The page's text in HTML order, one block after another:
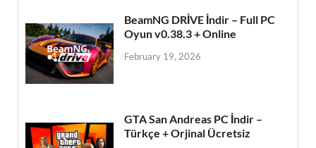
BeamNG DRİVE İndir – Full PC
Oyun v0.38.3 + Online
February 19, 2026
GTA San Andreas PC İndir –
Türkçe + Orjinal Ücretsiz